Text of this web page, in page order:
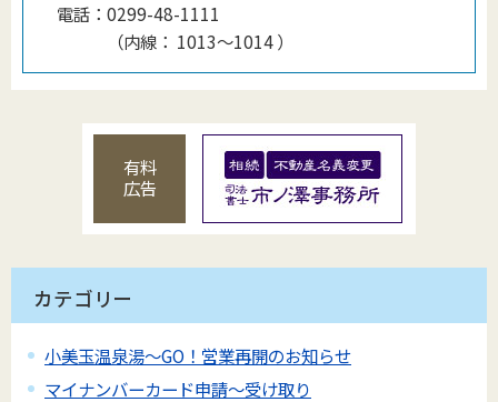
電話： 0299-48-1111
（内線 ： 1013〜1014）
有料
広告
カテゴリー
小美玉温泉湯～GO！営業再開のお知らせ
マイナンバーカード申請～受け取り